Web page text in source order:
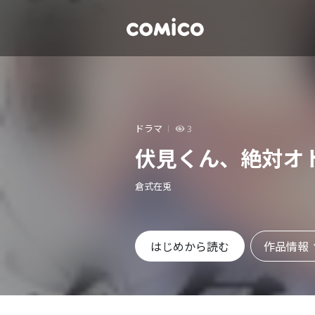
ドラマ 3
伏見くん、絶対オ
倉式在兎
はじめから読む 作品情報